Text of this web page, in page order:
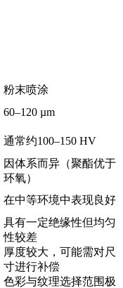
粉末喷涂
60–120 µm
通常约100–150 HV
因体系而异（聚酯优于
环氧）
在中等环境中表现良好
具有一定绝缘性但均匀
性较差
厚度较大，可能需对尺
寸进行补偿
色彩与纹理选择范围极